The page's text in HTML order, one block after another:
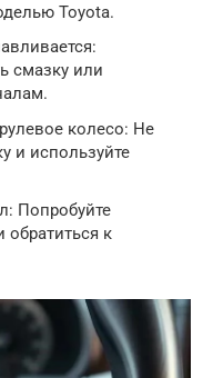
Toyota.
смазку или
колесо: Не
и используйте
Попробуйте
обратиться к